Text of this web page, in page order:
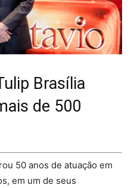
Brasília
de 500
50 anos de atuação em
em um de seus